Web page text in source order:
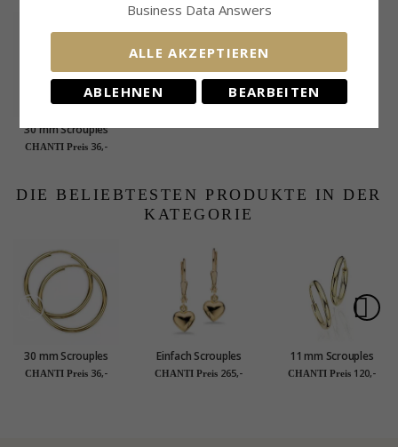
30 mm Scrouples
Kreole in
CHANTI Preis 36,-
DIE BELIEBTESTEN PRODUKTE IN DER
KATEGORIE
30 mm Scrouples
Kreole in
CHANTI Preis 36,-
Einfach Scrouples
Herz Ohrringe in 8
CHANTI Preis 265,-
11 mm Scrouples
Kreole in 14 Karat
CHANTI Preis 120,-
Business Data Answers
ALLE AKZEPTIEREN
ABLEHNEN BEARBEITEN